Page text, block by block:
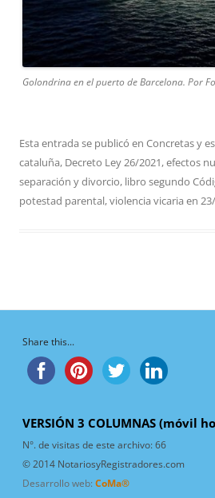
Golondrina en el puerto de Barcelona. Por
Esta entrada se publicó en Concretasy
cataluña, Decreto Ley 26/2021,efectos
separación y divorcio, libro segundo
potestad parental,violencia vicaria en
Share this...
VERSIÓN 3 COLUMNAS (móvil
N°. de visitas de este archivo:66
© 2014 NotariosyRegistradores.com
Desarrollo web: CoMa®